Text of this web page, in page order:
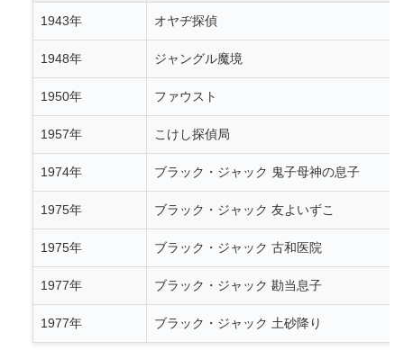
1943年 オヤヂ探偵
1948年 ジャングル魔境
1950年 ファウスト
1957年 こけし探偵局
1974年 ブラック・ジャック 鬼子母神の息子
1975年 ブラック・ジャック 友よいずこ
1975年 ブラック・ジャック 古和医院
1977年 ブラック・ジャック 勘当息子
1977年 ブラック・ジャック 土砂降り